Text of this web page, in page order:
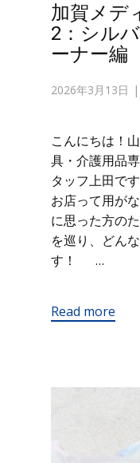
加賀メデ
2：シル
ーナー編
2026年3月13日
こんにちは！
具・介護用品
タッフ上田で
お店って用が
に思った方の
を巡り、どん
す！ …
Read more